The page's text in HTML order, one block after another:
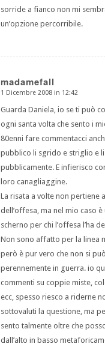
sorride a fianco non mi
un’opzione percorribile.
madamefall
dice:
1 Dicembre 2008 in 12:42
Guarda Daniela, io se ti può
ogni santa volta che sento i
80enni fare commentacci
pubblico li sgrido e striglio e
pubblicamente. E infierisco
loro canagliaggine.
La risata a volte non pertiene
dell’offesa, ma nel mio caso è
scherno per chi l’offesa l’ha
Non sono affatto per la linea
però è pur vero che non si
perennemente in guerra. io
commenti su coppie miste,
ecc, spesso riesco a riderne
sottovaluti la questione, ma
sento talmente oltre che
dall’alto in basso